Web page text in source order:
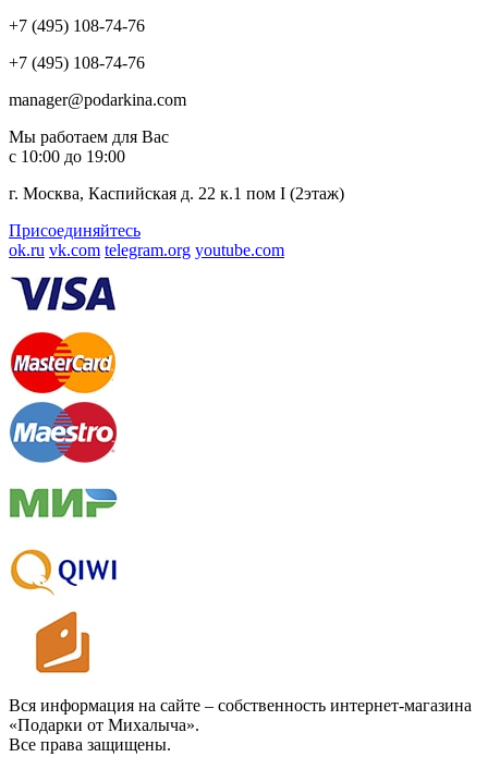
+7 (495) 108-74-76
+7 (495) 108-74-76
manager@podarkina.com
Мы работаем для Вас
с 10:00 до 19:00
г. Москва, Каспийская д. 22 к.1 пом I (2этаж)
Присоединяйтесь
ok.ru vk.com telegram.org youtube.com
Вся информация на сайте – собственность интернет-магазина
«Подарки от Михалыча».
Все права защищены.